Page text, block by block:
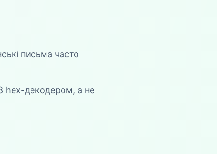
письма часто
hex-декодером, а не